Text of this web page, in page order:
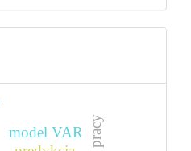
model VAR